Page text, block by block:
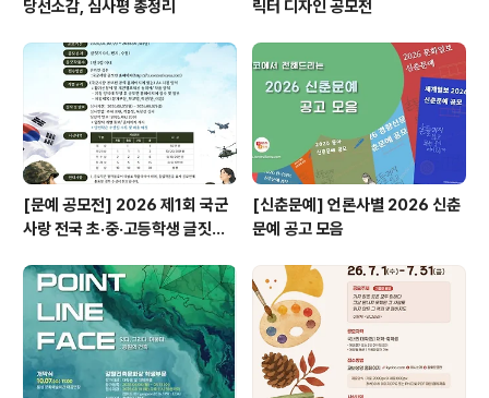
당선소감, 심사평 총정리
릭터 디자인 공모전
[문예 공모전] 2026 제1회 국군
사랑 전국 초·중·고등학생 글짓기
[신춘문예] 언론사별 2026 신춘
문예 공고 모음